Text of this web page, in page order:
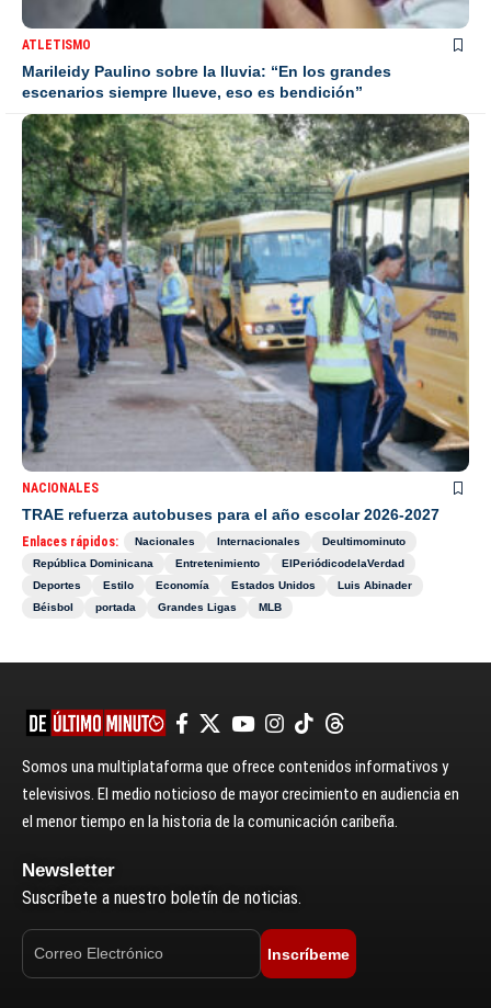
ATLETISMO
Marileidy Paulino sobre la lluvia: “En los grandes
escenarios siempre llueve, eso es bendición”
NACIONALES
TRAE refuerza autobuses para el año escolar 2026-2027
Enlaces rápidos: Nacionales Internacionales
Deultimominuto
República Dominicana
Entretenimiento
ElPeriódicodelaVerdad
Deportes
Estilo Economía Estados Unidos
Luis Abinader
Béisbol
portada Grandes Ligas MLB
Somos una multiplataforma que ofrece contenidos informativos y
televisivos. El medio noticioso de mayor crecimiento en audiencia en
el menor tiempo en la historia de la comunicación caribeña.
Newsletter
Suscríbete a nuestro boletín de noticias.
Inscríbeme